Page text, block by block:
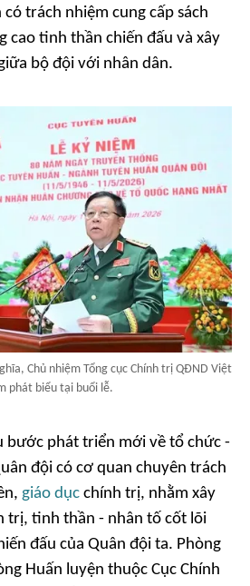
trách nhiệm cung cấp sách
cao tinh thần chiến đấu và xây
bộ đội với nhân dân.
Chủ nhiệm Tổng cục Chính trị QĐND Việt
phát biểu tại buổi lễ.
bước phát triển mới về tổ chức -
đội có cơ quan chuyên trách
giáo dục chính trị, nhằm xây
trị, tinh thần - nhân tố cốt lõi
đấu của Quân đội ta. Phòng
Huấn luyện thuộc Cục Chính